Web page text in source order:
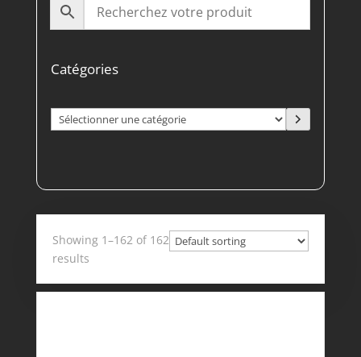
Catégories
Sélectionner
une
Showing 1–162 of 162
results